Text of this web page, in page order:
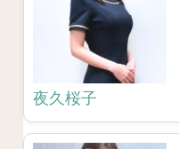
夜久桜子